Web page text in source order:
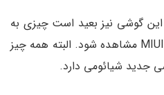
این گوشی نیز بعید است چیزی به
جز اندروید 12 و رابط کاربری MIUI13 مشاهده شود. البته همه چیز
جدید شیائومی دارد.